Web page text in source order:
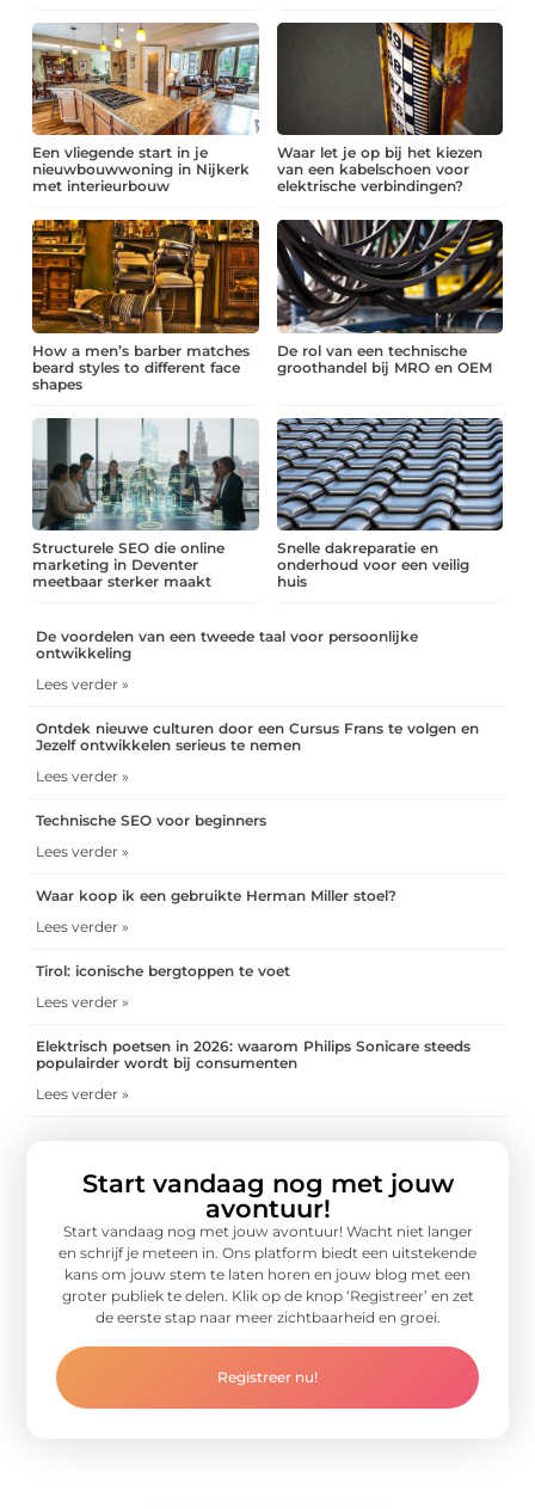
Een vliegende start in je
nieuwbouwwoning in Nijkerk
met interieurbouw
Waar let je op bij het kiezen
van een kabelschoen voor
elektrische verbindingen?
How a men’s barber matches
beard styles to different face
shapes
De rol van een technische
groothandel bij MRO en OEM
Structurele SEO die online
marketing in Deventer
meetbaar sterker maakt
Snelle dakreparatie en
onderhoud voor een veilig
huis
De voordelen van een tweede taal voor persoonlijke
ontwikkeling
Lees verder »
Ontdek nieuwe culturen door een Cursus Frans te volgen en
Jezelf ontwikkelen serieus te nemen
Lees verder »
Technische SEO voor beginners
Lees verder »
Waar koop ik een gebruikte Herman Miller stoel?
Lees verder »
Tirol: iconische bergtoppen te voet
Lees verder »
Elektrisch poetsen in 2026: waarom Philips Sonicare steeds
populairder wordt bij consumenten
Lees verder »
Start vandaag nog met jouw
avontuur!
Start vandaag nog met jouw avontuur! Wacht niet langer
en schrijf je meteen in. Ons platform biedt een uitstekende
kans om jouw stem te laten horen en jouw blog met een
groter publiek te delen. Klik op de knop ‘Registreer’ en zet
de eerste stap naar meer zichtbaarheid en groei.
Registreer nu!